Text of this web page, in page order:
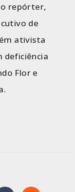
repórter,
de
ativista
deficiência
Flor e